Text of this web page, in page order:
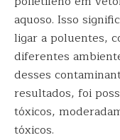
aquoso. Isso
ligar a poluentes,
diferentes
desses
resultados, foi
tóxicos,
tóxicos.